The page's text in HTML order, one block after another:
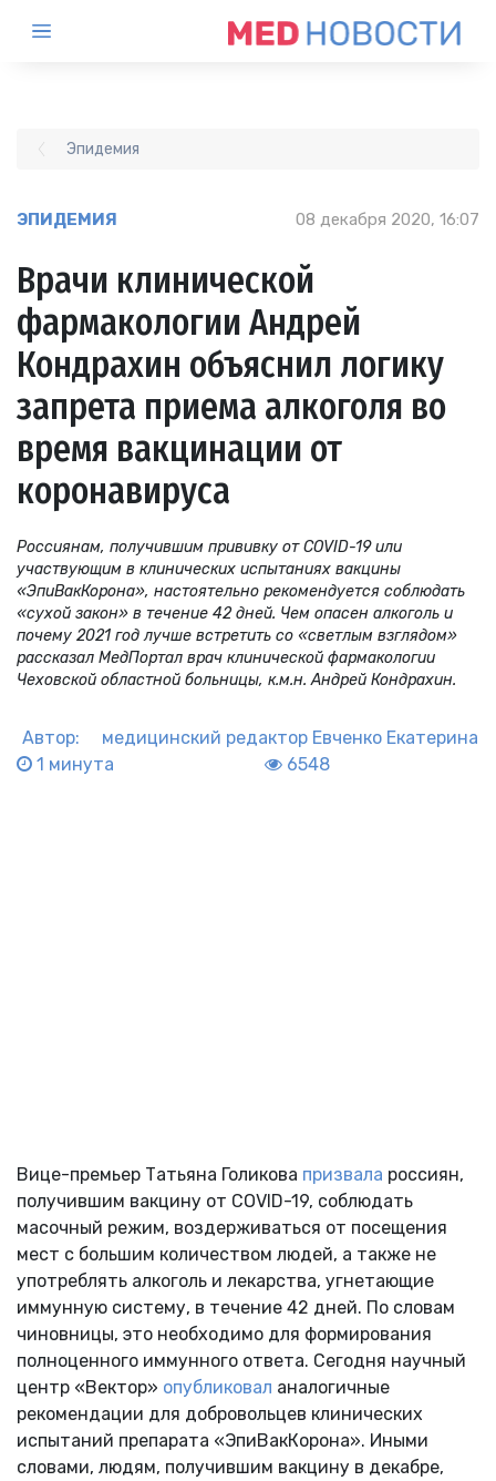
Эпидемия
ЭПИДЕМИЯ 08 декабря 2020, 16:07
Врачи клинической
фармакологии Андрей
Кондрахин объяснил логику
запрета приема алкоголя во
время вакцинации от
коронавируса
Россиянам, получившим прививку от COVID-19 или
участвующим в клинических испытаниях вакцины
«ЭпиВакКорона», настоятельно рекомендуется соблюдать
«сухой закон» в течение 42 дней. Чем опасен алкоголь и
почему 2021 год лучше встретить со «светлым взглядом»
рассказал МедПортал врач клинической фармакологии
Чеховской областной больницы, к.м.н. Андрей Кондрахин.
Автор: медицинский редактор Евченко Екатерина
1 минута
6548
Вице-премьер Татьяна Голикова призвала россиян,
получившим вакцину от COVID-19, соблюдать
масочный режим, воздерживаться от посещения
мест с большим количеством людей, а также не
употреблять алкоголь и лекарства, угнетающие
иммунную систему, в течение 42 дней. По словам
чиновницы, это необходимо для формирования
полноценного иммунного ответа. Сегодня научный
центр «Вектор» опубликовал аналогичные
рекомендации для добровольцев клинических
испытаний препарата «ЭпиВакКорона». Иными
словами, людям, получившим вакцину в декабре,